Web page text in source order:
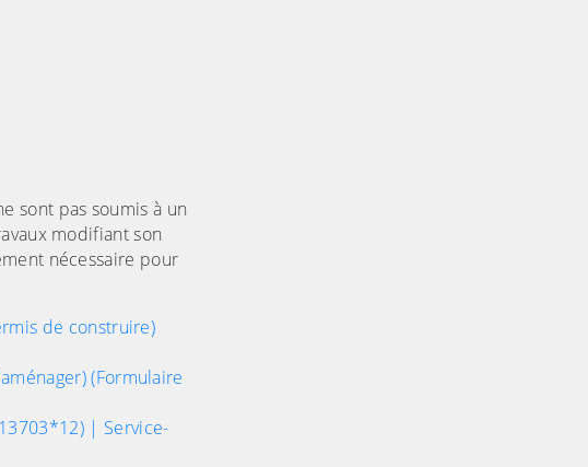
sont pas soumis à un
modifiant son
nécessaire pour
de construire)
(Formulaire
| Service-